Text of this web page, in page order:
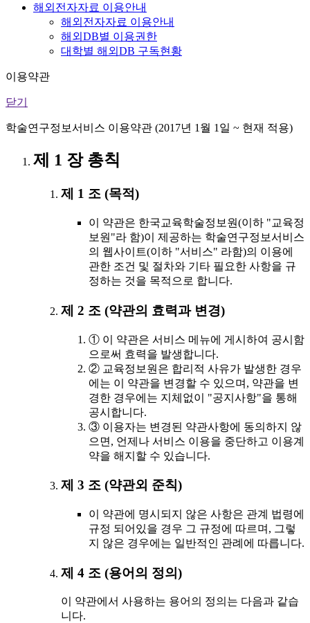
해외전자자료 이용안내
해외전자자료 이용안내
해외DB별 이용권한
대학별 해외DB 구독현황
이용약관
닫기
학술연구정보서비스 이용약관 (2017년 1월 1일 ~ 현재 적용)
제 1 장 총칙
제 1 조 (목적)
이 약관은 한국교육학술정보원(이하 "교육정
보원"라 함)이 제공하는 학술연구정보서비스
의 웹사이트(이하 "서비스" 라함)의 이용에
관한 조건 및 절차와 기타 필요한 사항을 규
정하는 것을 목적으로 합니다.
제 2 조 (약관의 효력과 변경)
① 이 약관은 서비스 메뉴에 게시하여 공시함
으로써 효력을 발생합니다.
② 교육정보원은 합리적 사유가 발생한 경우
에는 이 약관을 변경할 수 있으며, 약관을 변
경한 경우에는 지체없이 "공지사항"을 통해
공시합니다.
③ 이용자는 변경된 약관사항에 동의하지 않
으면, 언제나 서비스 이용을 중단하고 이용계
약을 해지할 수 있습니다.
제 3 조 (약관외 준칙)
이 약관에 명시되지 않은 사항은 관계 법령에
규정 되어있을 경우 그 규정에 따르며, 그렇
지 않은 경우에는 일반적인 관례에 따릅니다.
제 4 조 (용어의 정의)
이 약관에서 사용하는 용어의 정의는 다음과 같습
니다.